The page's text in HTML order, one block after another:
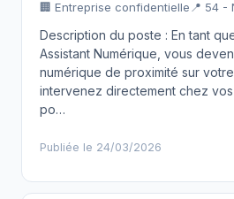
🏢 Entreprise confidentielle 📍 54 -
Description du poste : En tant
Assistant Numérique, vous
numérique de proximité sur
intervenez directement chez
po…
Publiée le 24/03/2026